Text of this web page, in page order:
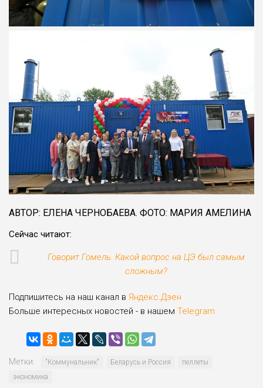
АВТОР: ЕЛЕНА ЧЕРНОБАЕВА. ФОТО: МАРИЯ АМЕЛИНА
Сейчас читают:
Говорит Гомель. Какой вопрос на ЦЭ был самым
сложным?
Подпишитесь на наш канал в Яндекс.Дзен
Больше интересных новостей - в нашем Telegram
Метки: "Коммунальник" Беларусь и Россия
пеллеты
экономика